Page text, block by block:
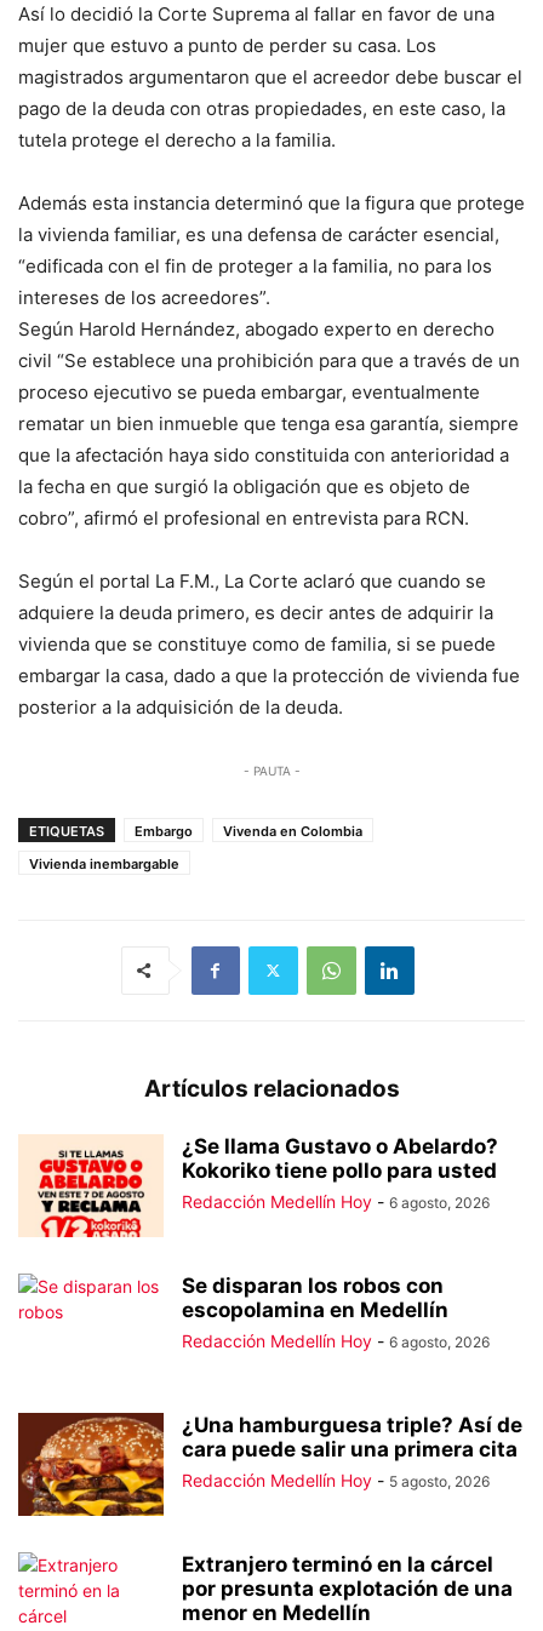
Así lo decidió la Corte Suprema al fallar en favor de una
mujer que estuvo a punto de perder su casa. Los
magistrados argumentaron que el acreedor debe buscar el
pago de la deuda con otras propiedades, en este caso, la
tutela protege el derecho a la familia.
Además esta instancia determinó que la figura que protege
la vivienda familiar, es una defensa de carácter esencial,
“edificada con el fin de proteger a la familia, no para los
intereses de los acreedores”.
Según Harold Hernández, abogado experto en derecho
civil “Se establece una prohibición para que a través de un
proceso ejecutivo se pueda embargar, eventualmente
rematar un bien inmueble que tenga esa garantía, siempre
que la afectación haya sido constituida con anterioridad a
la fecha en que surgió la obligación que es objeto de
cobro”, afirmó el profesional en entrevista para RCN.
Según el portal La F.M., La Corte aclaró que cuando se
adquiere la deuda primero, es decir antes de adquirir la
vivienda que se constituye como de familia, si se puede
embargar la casa, dado a que la protección de vivienda fue
posterior a la adquisición de la deuda.
- PAUTA -
ETIQUETAS Embargo
Vivenda en Colombia
Vivienda inembargable
Artículos relacionados
¿Se llama Gustavo o Abelardo?
Kokoriko tiene pollo para usted
Redacción Medellín Hoy - 6 agosto, 2026
Se disparan los robos con
escopolamina en Medellín
Redacción Medellín Hoy - 6 agosto, 2026
¿Una hamburguesa triple? Así de
cara puede salir una primera cita
Redacción Medellín Hoy - 5 agosto, 2026
Extranjero terminó en la cárcel
por presunta explotación de una
menor en Medellín